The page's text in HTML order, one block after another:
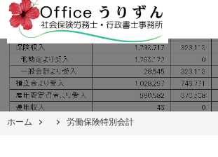
ホーム 労働保険特別会計